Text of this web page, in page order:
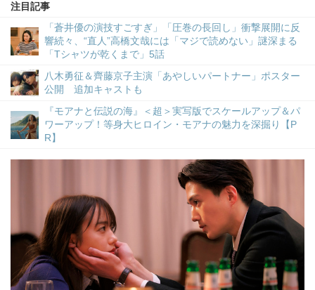
注目記事
「蒼井優の演技すごすぎ」「圧巻の長回し」衝撃展開に反
響続々、“直人”高橋文哉には「マジで読めない」謎深まる
「Tシャツが乾くまで」5話
八木勇征＆齊藤京子主演「あやしいパートナー」ポスター
公開 追加キャストも
『モアナと伝説の海』＜超＞実写版でスケールアップ＆パ
ワーアップ！等身大ヒロイン・モアナの魅力を深掘り【P
R】